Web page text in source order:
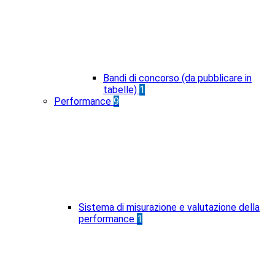
Bandi di concorso (da pubblicare in
tabelle) 1
Performance 9
Sistema di misurazione e valutazione della
performance 1